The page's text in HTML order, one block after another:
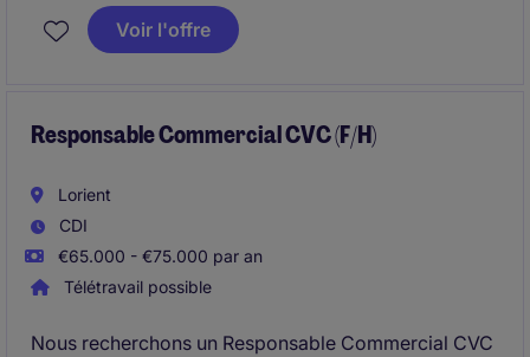
périmètre d'intervention. Vous définissez et mettez
en œuvre la stratégie commerciale, sécurisez la
développez un réseau de partenaires locaux
Voir l'offre
Responsable Commercial CVC (F/H)
Lorient
CDI
€65.000 - €75.000 par an
Télétravail possible
Nous recherchons un Responsable Commercial CVC